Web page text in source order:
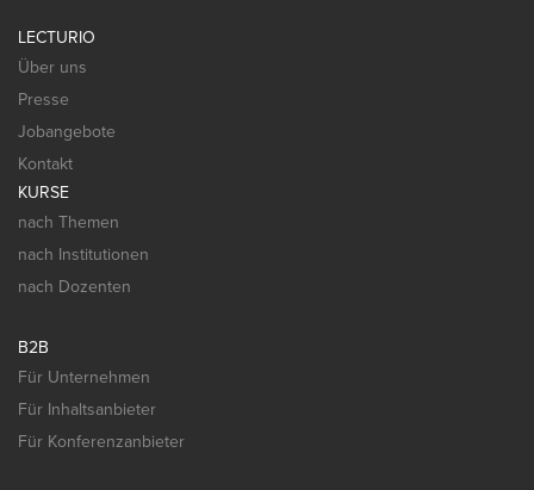
LECTURIO
Über uns
Presse
Jobangebote
Kontakt
KURSE
nach Themen
nach Institutionen
nach Dozenten
B2B
Für Unternehmen
Für Inhaltsanbieter
Für Konferenzanbieter